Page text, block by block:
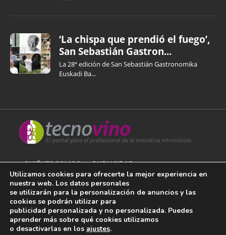
‘La chispa que prendió el fuego’,
San Sebastián Gastron...
La 28ª edición de San Sebastián Gastronomika
Euskadi Ba...
QUIÉNES SOMOS PUBLICIDAD
AVISO LEGAL
POLÍTICA DE COOKIES
POLÍTICA DE PRIVACIDAD
Utilizamos cookies para ofrecerte la mejor experiencia en
nuestra web. Los datos personales
se utilizarán para la personalización de anuncios y las
cookies se podrán utilizar para
publicidad personalizada y no personalizada. Puedes
aprender más sobre qué cookies utilizamos
o desactivarlas en los ajustes.